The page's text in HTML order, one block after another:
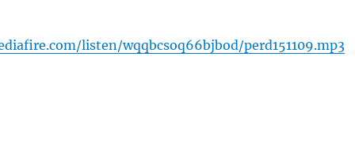
listen/wqqbcsoq66bjbod/perd151109.mp3